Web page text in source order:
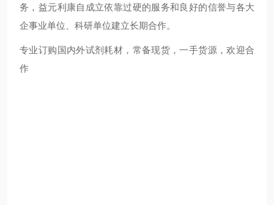
务，益元利康自成立依靠过硬的服务和良好的信誉与各大
企事业单位、科研单位建立长期合作。
专业订购国内外试剂耗材，常备现货，一手货源，欢迎合
作